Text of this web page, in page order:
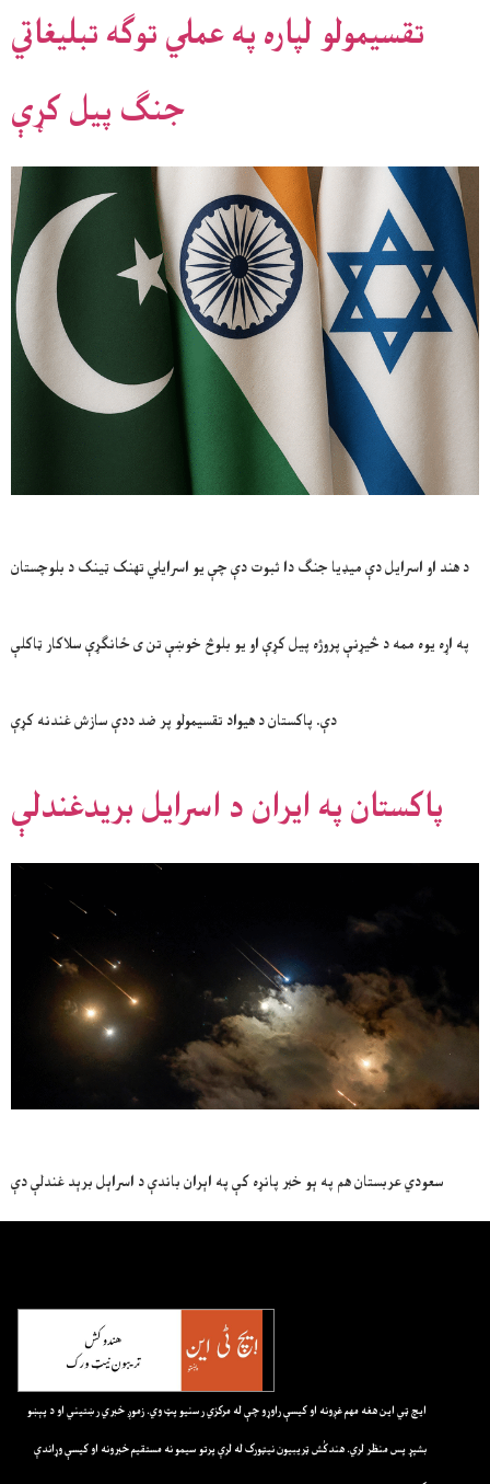
تقسیمولو لپاره په عملي توګه تبلیغاتي
جنګ پیل کړې
د هند او اسرایل دې میډیا جنګ دا ثبوت دې چې یو اسرایلي تهنک ټینک د بلوچستان
په اړه یوه ممه د څیړنې پروژه پیل کړې او یو بلوڅ خوښې تن ی ځانګړې سلاکار ټاکلې
دې. پاکستان د هیواد تقسیمولو پر ضد ددې سازش غندنه کړې
پاکستان په ايران د اسرايل بريدغندلې
سعودي عربستان هم په ېو خبر پانړه کې په اېران باندې د اسراېل برېد غندلې دې
ايچ ټي اين هغه مهم غږونه او کيسې راوړو چې له مرکزي رسنيو پټ وي. زموږ خبري رښتيني او د پېښو
بشپړ پس منظر لري. هندکُش ټريبيون نيټورک له لرې پرتو سيمو نه مستقيم خبرونه او کيسې وړاندې